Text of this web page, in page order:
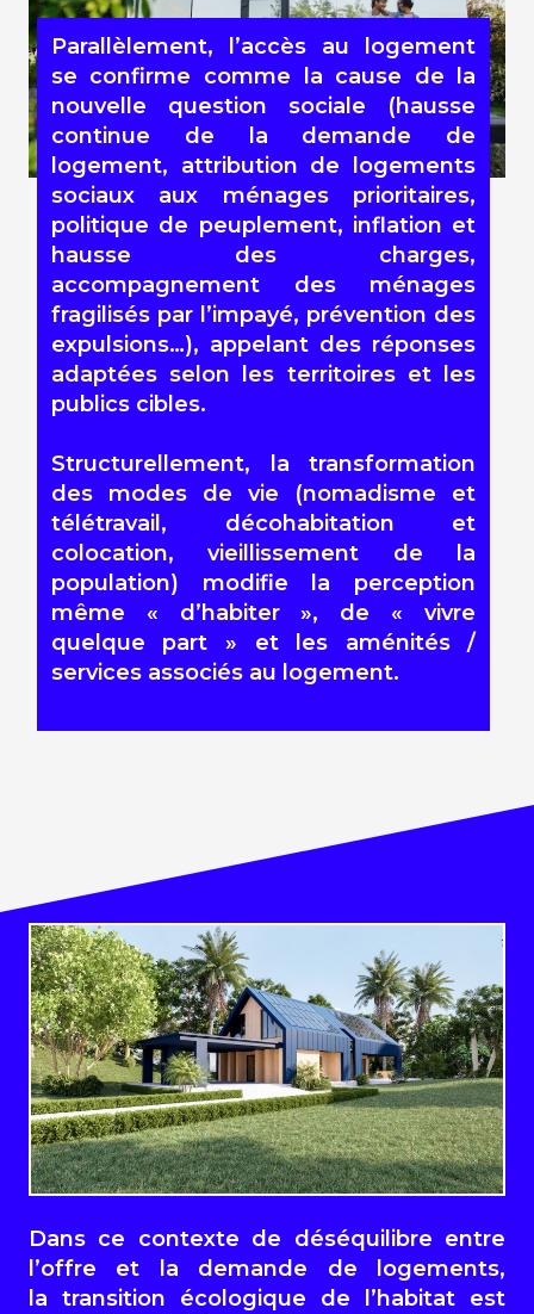
Parallèlement, l’accès au logement
se confirme comme la cause de la
nouvelle question sociale (hausse
continue de la demande de
logement, attribution de logements
sociaux aux ménages prioritaires,
politique de peuplement, inflation et
hausse des charges,
accompagnement des ménages
fragilisés par l’impayé, prévention des
expulsions…), appelant des réponses
adaptées selon les territoires et les
publics cibles.
Structurellement, la transformation
des modes de vie (nomadisme et
télétravail, décohabitation et
colocation, vieillissement de la
population) modifie la perception
même « d’habiter », de « vivre
quelque part » et les aménités /
services associés au logement.
Dans ce contexte de déséquilibre entre
l’offre et la demande de logements,
la transition écologique de l’habitat est